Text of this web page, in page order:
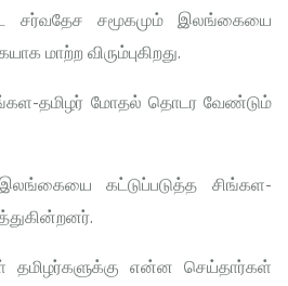
சர்வதேச சமூகமும் இலங்கையை
மாற்ற விரும்புகிறது.
தமிழர் மோதல் தொடர வேண்டும்
கட்டுப்படுத்த சிங்கள-
தமிழர்களுக்கு என்ன செய்தார்கள்